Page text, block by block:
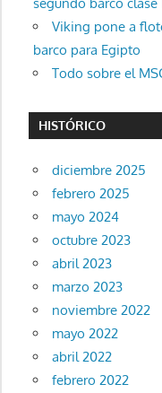
Viking pone a
barco para Egipto
Todo sobre el
HISTÓRICO
diciembre 2025
febrero 2025
mayo 2024
octubre 2023
abril 2023
marzo 2023
noviembre 2022
mayo 2022
abril 2022
febrero 2022